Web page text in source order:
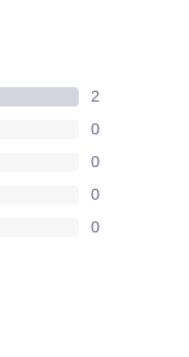
ningún
comprar con
2
0
0
0
0